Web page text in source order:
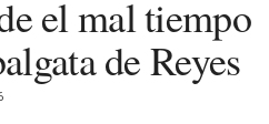
el mal tiempo
de Reyes